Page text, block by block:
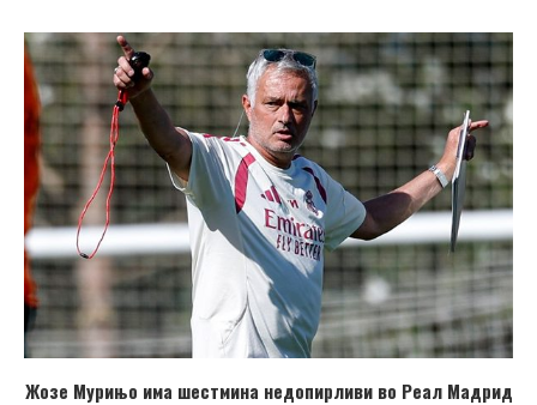
Жозе Мурињо има шестмина недопирливи во Реал Мадрид